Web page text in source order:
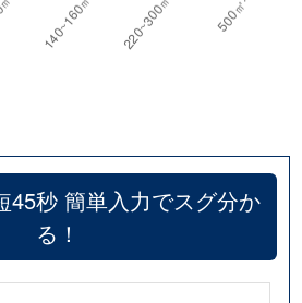
45秒 簡単入力でスグ分か
る！